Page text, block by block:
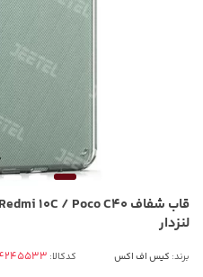
لنزدار
برند: کیس اف اکس کدکالا: